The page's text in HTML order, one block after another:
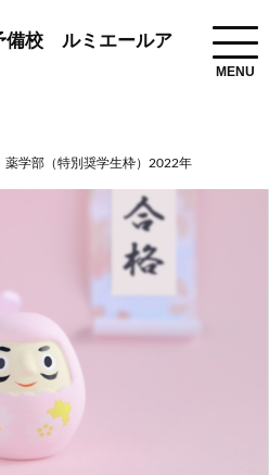
備校 ルミエールア
学部（特別奨学生枠）2022年